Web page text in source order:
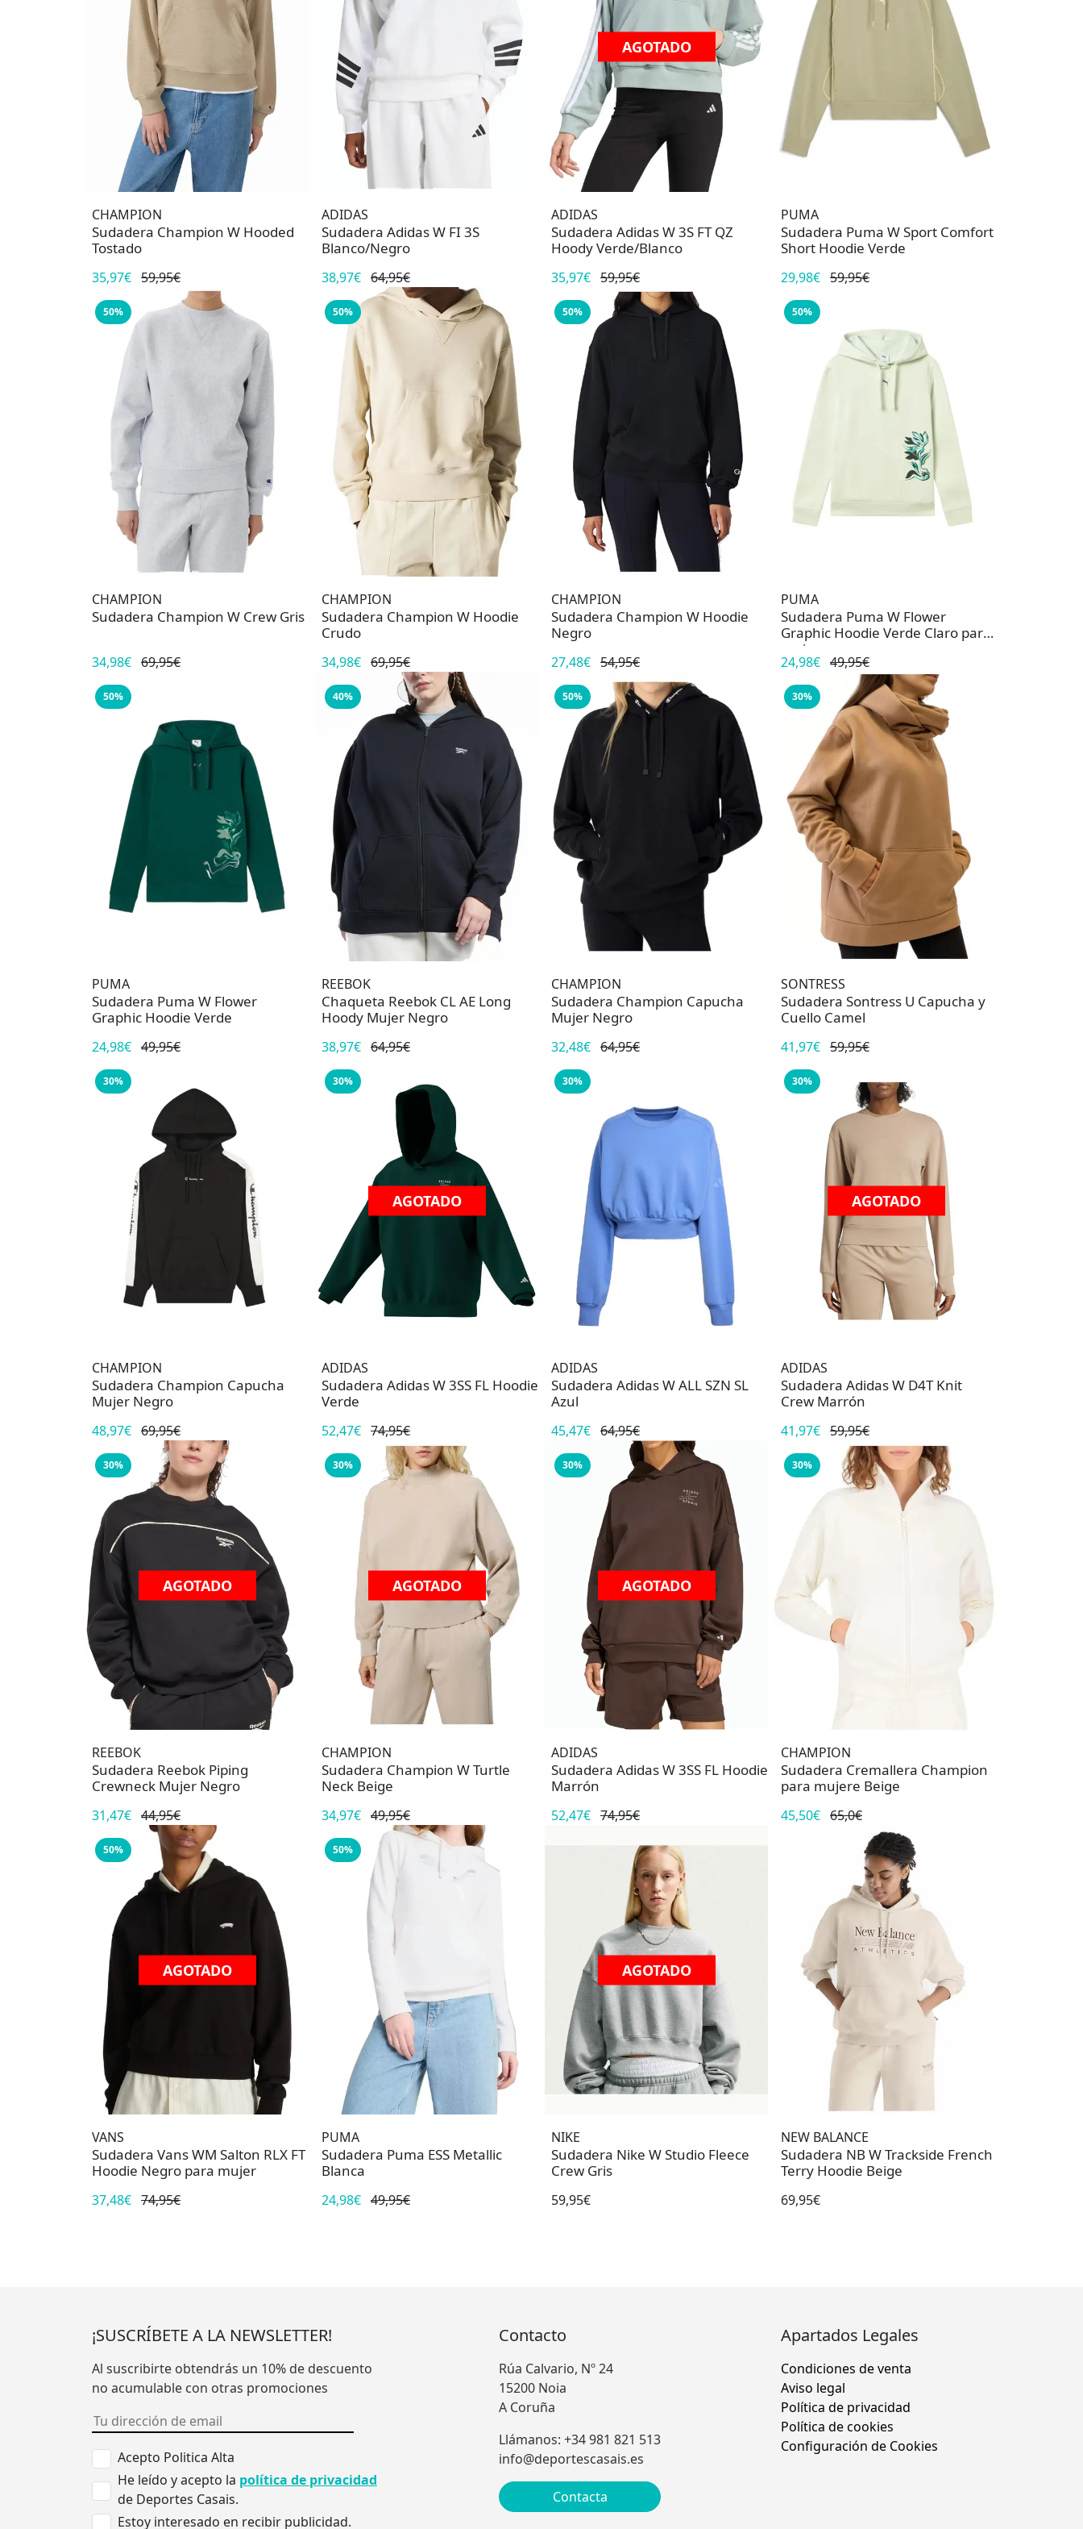
CHAMPION
Sudadera Champion W Hooded
Tostado
35,97€ 59,95€
ADIDAS
Sudadera Adidas W FI 3S
Blanco/Negro
38,97€ 64,95€
AGOTADO
ADIDAS
Sudadera Adidas W 3S FT QZ
Hoody Verde/Blanco
35,97€ 59,95€
PUMA
Sudadera Puma W Sport Comfort
Short Hoodie Verde
29,98€ 59,95€
50%
CHAMPION
Sudadera Champion W Crew Gris
34,98€ 69,95€
50%
CHAMPION
Sudadera Champion W Hoodie
Crudo
34,98€ 69,95€
50%
CHAMPION
Sudadera Champion W Hoodie
Negro
27,48€ 54,95€
50%
PUMA
Sudadera Puma W Flower
Graphic Hoodie Verde Claro para
mujer
24,98€ 49,95€
50%
PUMA
Sudadera Puma W Flower
Graphic Hoodie Verde
24,98€ 49,95€
40%
REEBOK
Chaqueta Reebok CL AE Long
Hoody Mujer Negro
38,97€ 64,95€
50%
CHAMPION
Sudadera Champion Capucha
Mujer Negro
32,48€ 64,95€
30%
SONTRESS
Sudadera Sontress U Capucha y
Cuello Camel
41,97€ 59,95€
30%
CHAMPION
Sudadera Champion Capucha
Mujer Negro
48,97€ 69,95€
30%
AGOTADO
ADIDAS
Sudadera Adidas W 3SS FL Hoodie
Verde
52,47€ 74,95€
30%
ADIDAS
Sudadera Adidas W ALL SZN SL
Azul
45,47€ 64,95€
30%
AGOTADO
ADIDAS
Sudadera Adidas W D4T Knit
Crew Marrón
41,97€ 59,95€
30%
AGOTADO
REEBOK
Sudadera Reebok Piping
Crewneck Mujer Negro
31,47€ 44,95€
30%
AGOTADO
CHAMPION
Sudadera Champion W Turtle
Neck Beige
34,97€ 49,95€
30%
AGOTADO
ADIDAS
Sudadera Adidas W 3SS FL Hoodie
Marrón
52,47€ 74,95€
30%
CHAMPION
Sudadera Cremallera Champion
para mujere Beige
45,50€ 65,0€
50%
AGOTADO
VANS
Sudadera Vans WM Salton RLX FT
Hoodie Negro para mujer
37,48€ 74,95€
50%
PUMA
Sudadera Puma ESS Metallic
Blanca
24,98€ 49,95€
AGOTADO
NIKE
Sudadera Nike W Studio Fleece
Crew Gris
59,95€
NEW BALANCE
Sudadera NB W Trackside French
Terry Hoodie Beige
69,95€
¡SUSCRÍBETE A LA NEWSLETTER!
Al suscribirte obtendrás un 10% de descuento
no acumulable con otras promociones
Acepto Politica Alta
He leído y acepto la política de privacidad
de Deportes Casais.
Estoy interesado en recibir publicidad.
Contacto
Rúa Calvario, Nº 24
15200 Noia
A Coruña
Llámanos: +34 981 821 513
info@deportescasais.es
Contacta
Apartados Legales
Condiciones de venta
Aviso legal
Política de privacidad
Política de cookies
Configuración de Cookies